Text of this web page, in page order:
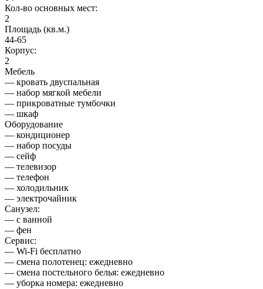
Кол-во основных мест:
2
Площадь (кв.м.)
44-65
Корпус:
2
Мебель
— кровать двуспальная
— набор мягкой мебели
— прикроватные тумбочки
— шкаф
Оборудование
— кондиционер
— набор посуды
— сейф
— телевизор
— телефон
— холодильник
— электрочайник
Санузел:
— с ванной
— фен
Сервис:
— Wi-Fi бесплатно
— смена полотенец: ежедневно
— смена постельного белья: ежедневно
— уборка номера: ежедневно